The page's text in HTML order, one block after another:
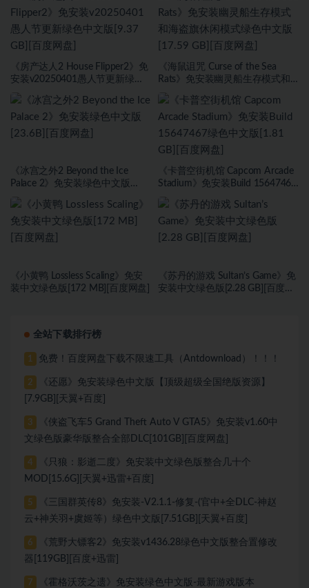
《房产达人2 House Flipper2》免
安装v20250401愚人节更新绿色
《海鼠诅咒 Curse of the Sea
Rats》免安装幽灵船生存模式和
GB][百度网盘]
《冰宫之外2 Beyond the Ice
Palace 2》免安装绿色中文版
《卡普空街机馆 Capcom Arcade
Stadium》免安装Build 15647467
《小黄鸭 Lossless Scaling》免安
装中文绿色版[172 MB][百度网盘]
《苏丹的游戏 Sultan’s Game》免
安装中文绿色版[2.28 GB][百度网
全站下载排行榜
1 免费！百度网盘下载不限速工具（Antdownload）！！！
2
《还愿》免安装绿色中文版【顶级超级全国绝版资源】
[7.9GB][天翼+百度]
3
《侠盗飞车5 Grand Theft Auto V GTA5》免安装v1.60中
文绿色版豪华版整合全部DLC[101GB][百度网盘]
4
《只狼：影逝二度》免安装中文绿色版整合几十个
MOD[15.6G][天翼+迅雷+百度]
5
《三国群英传8》免安装-V2.1.1-修复-(官中+全DLC-神赵
云+神关羽+虞姬等）绿色中文版[7.51GB][天翼+百度]
6
《荒野大镖客2》免安装v1436.28绿色中文版整合置修改
器[119GB][百度+迅雷]
7
《霍格沃茨之遗》免安装绿色中文版-最新游戏版本